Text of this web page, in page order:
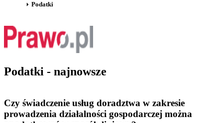
Podatki
Podatki - najnowsze
Czy świadczenie usług doradztwa w zakresie
prowadzenia działalności gospodarczej można